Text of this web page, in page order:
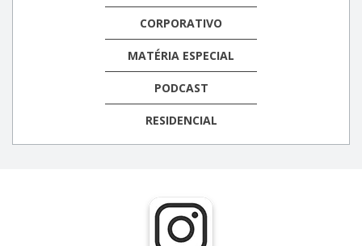
CORPORATIVO
MATÉRIA ESPECIAL
PODCAST
RESIDENCIAL